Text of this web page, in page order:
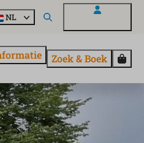
NL
Zoek & Boek